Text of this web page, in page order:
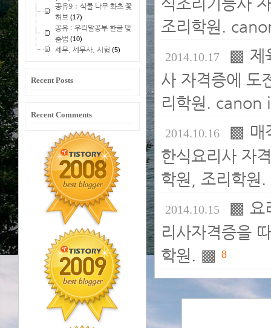
공유9：식물 나무 화초 꽃
허브 (17)
공유 : 우리말공부 한글 맞
춤법 (10)
세무, 세무사, 시험 (5)
Recent Posts
Recent Comments
조리학원.
2014.10.17 ▩ 제
사 자격증에 도
리학원.
2014.10.16 ▩ 매
한식요리사 자
학원, 조리학
2014.10.15 ▩ 요
리사자격증을
학원. ▩ 8